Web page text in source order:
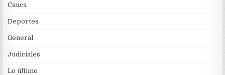
Cauca
Deportes
General
Judiciales
Lo último